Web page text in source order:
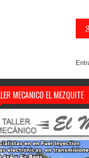
MECANICO EL MEZQUITE